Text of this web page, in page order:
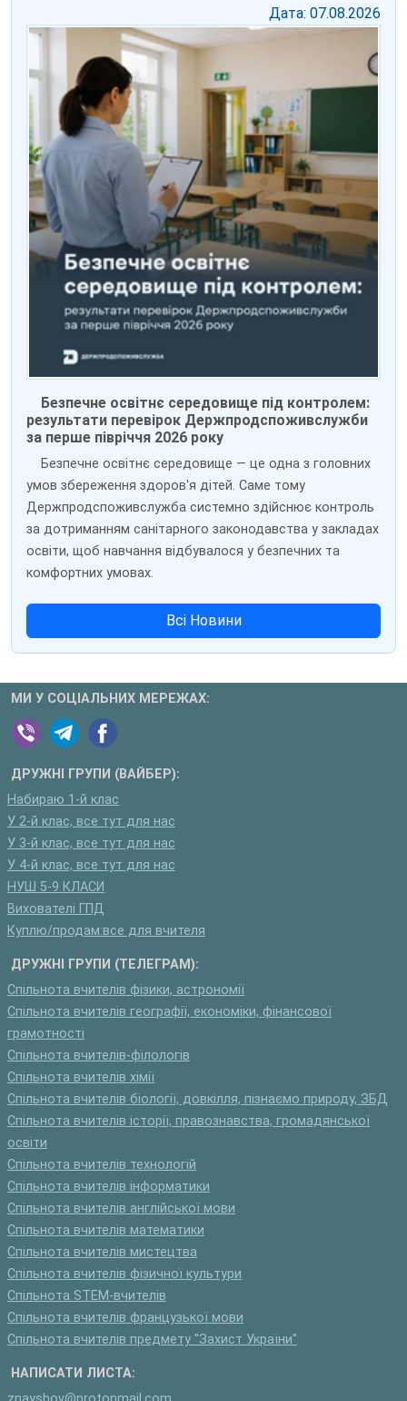
Дата: 07.08.2026
Безпечне освітнє середовище під контролем:
результати перевірок Держпродспоживслужби
за перше півріччя 2026 року
Безпечне освітнє середовище — це одна з головних
умов збереження здоров'я дітей. Саме тому
Держпродспоживслужба системно здійснює контроль
за дотриманням санітарного законодавства у закладах
освіти, щоб навчання відбувалося у безпечних та
комфортних умовах.
Всі Новини
МИ У СОЦІАЛЬНИХ МЕРЕЖАХ:
ДРУЖНІ ГРУПИ (ВАЙБЕР):
Набираю 1-й клас
У 2-й клас, все тут для нас
У 3-й клас, все тут для нас
У 4-й клас, все тут для нас
НУШ 5-9 КЛАСИ
Вихователі ГПД
Куплю/продам:все для вчителя
ДРУЖНІ ГРУПИ (ТЕЛЕГРАМ):
Спільнота вчителів фізики, астрономії
Спільнота вчителів географії, економіки, фінансової
грамотності
Спільнота вчителів-філологів
Спільнота вчителів хімії
Спільнота вчителів біології, довкілля, пізнаємо природу, ЗБД
Спільнота вчителів історії, правознавства, громадянської
освіти
Спільнота вчителів технологій
Спільнота вчителів інформатики
Спільнота вчителів англійської мови
Спільнота вчителів математики
Спільнота вчителів мистецтва
Спільнота вчителів фізичної культури
Спільнота STEM-вчителів
Спільнота вчителів французької мови
Спільнота вчителів предмету "Захист України"
НАПИСАТИ ЛИСТА: